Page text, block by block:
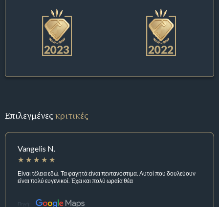
Επιλεγμένεςκριτικές
Vangelis N.
Είναι τέλεια εδώ. Τα φαγητά είναι πεντανόστιμα. Αυτοί που δουλεύουν
είναι πολύ ευγενικοί. Έχει και πολύ ωραία θέα
Πηγή: